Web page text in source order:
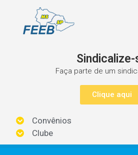
Sindicalize-
Faça parte de um
Clique aqui
Convênios
Clube